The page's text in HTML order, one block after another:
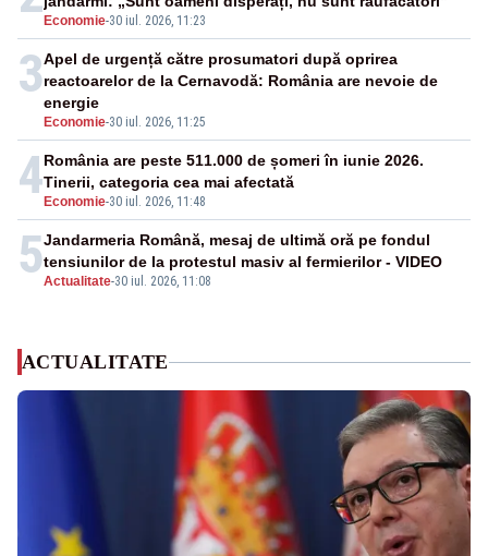
Economie-30 iul. 2026, 11:23
3
Economie-30 iul. 2026, 11:25
Apel de urgență către prosumatori după oprirea
reactoarelor de la Cernavodă: România are nevoie de
energie
4 Economie-30 iul. 2026, 11:48
România are peste 511.000 de șomeri în iunie 2026.
Tinerii, categoria cea mai afectată
5Actualitate-30 iul. 2026, 11:08
Jandarmeria Română, mesaj de ultimă oră pe fondul
tensiunilor de la protestul masiv al fermierilor - VIDEO
ACTUALITATE